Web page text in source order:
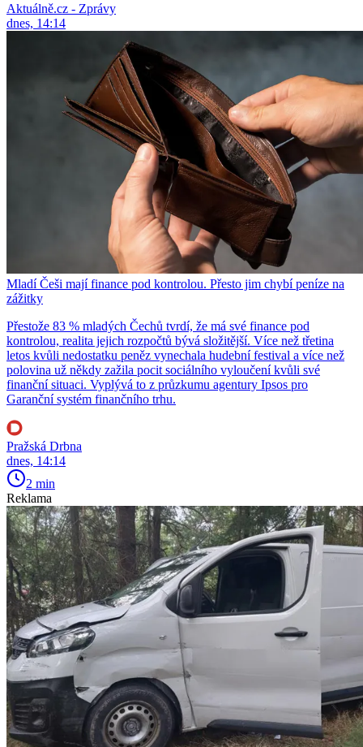
Aktuálně.cz - Zprávy
dnes, 14:14
Mladí Češi mají finance pod kontrolou. Přesto jim chybí peníze na
zážitky
Přestože 83 % mladých Čechů tvrdí, že má své finance pod
kontrolou, realita jejich rozpočtů bývá složitější. Více než třetina
letos kvůli nedostatku peněz vynechala hudební festival a více než
polovina už někdy zažila pocit sociálního vyloučení kvůli své
finanční situaci. Vyplývá to z průzkumu agentury Ipsos pro
Garanční systém finančního trhu.
Pražská Drbna
dnes, 14:14
2 min
Reklama